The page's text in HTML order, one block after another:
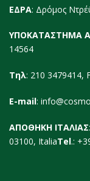
ΕΔΡΑ: Δρόμος
ΥΠΟΚΑΤΑΣΤΗΜΑ
14564
Τηλ: 210 3479414,
E-mail:
ΑΠΟΘΗΚΗ ΙΤΑΛΙΑΣ
03100, ItaliaTel.: